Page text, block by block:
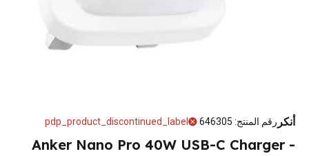
أنكر رقم المنتج:
646305
pdp_product_discontinued_label
Anker Nano Pro 40W USB-C Charger -